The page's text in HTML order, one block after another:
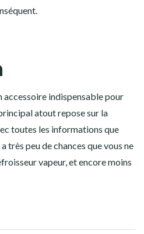
accessoire indispensable pour
principal atout repose sur la
toutes les informations que
très peu de chances que vous ne
vapeur, et encore moins